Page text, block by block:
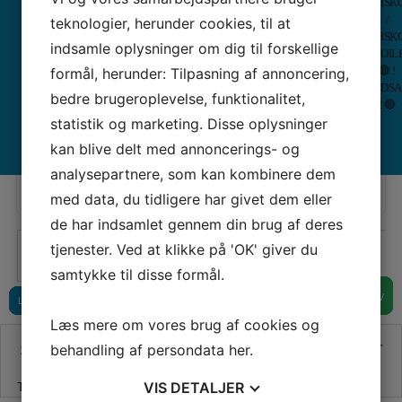
SYMASKINER
SYMASKINER
TIL BØRN
OVERLOCKERE
MED LUFT
TRÅDNING
ALLE
COVERLOCKERE
ALLE
BRODERIMASKINER
BRUGTMARKED
Overlockere
Tråd
Broderimaskiner
–
/
🔴 !
! 🔴
× LUK
LÆS MERE TILFØJ TIL KURV
LÆS MERE TILFØJ TIL KURV
LÆS MERE TILFØJ TIL KURV
LÆS MERE TILFØJ TIL KURV
LÆS MERE TILFØJ TIL KURV
LÆS MERE TILFØJ TIL KURV
LÆS MERE TILFØJ TIL KURV
LÆS MERE TILFØJ TIL KURV
LÆS MERE TILFØJ TIL KURV
LÆS MERE TILFØJ TIL KURV
LÆS MERE LÆS MERE
STRAMAJNÅLE STR. 18-22, SEW EASY
LÆS MERE TILFØJ TIL KURV
1 3 … 162 163 164 165
234 235
SE VORES ANMELDELSER PÅ TRUSTPILOT
Trustpilot
teknologier, herunder cookies, til at
indsamle oplysninger om dig til forskellige
formål, herunder: Tilpasning af annoncering,
bedre brugeroplevelse, funktionalitet,
statistik og marketing. Disse oplysninger
kan blive delt med annoncerings- og
analysepartnere, som kan kombinere dem
med data, du tidligere har givet dem eller
de har indsamlet gennem din brug af deres
tjenester. Ved at klikke på 'OK' giver du
samtykke til disse formål.
Læs mere om vores brug af cookies og
behandling af persondata her.
VIS DETALJER